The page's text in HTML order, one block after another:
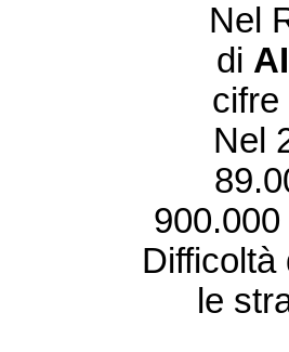
Nel
di
cifre
Nel
Difficoltà
le